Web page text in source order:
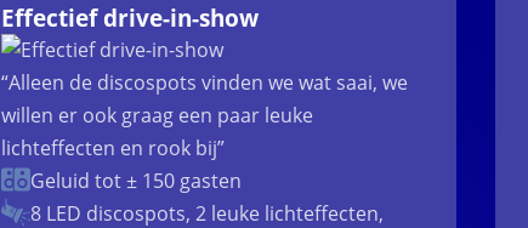
Effectief drive-in-show
“Alleen de discospots vinden we wat saai, we
willen er ook graag een paar leuke
lichteffecten en rook bij”
Geluid tot ± 150 gasten
8 LED discospots, 2 leuke lichteffecten,